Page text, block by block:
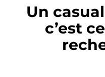
Un
c’est